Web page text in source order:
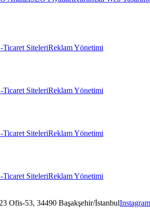
Ticaret SiteleriReklam Yönetimi
Ticaret SiteleriReklam Yönetimi
Ticaret SiteleriReklam Yönetimi
Ticaret SiteleriReklam Yönetimi
Ofis-53, 34490 Başakşehir/İstanbulInstagram